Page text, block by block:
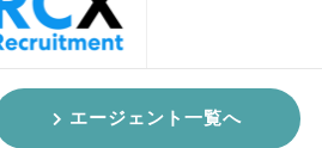
エージェント一覧へ